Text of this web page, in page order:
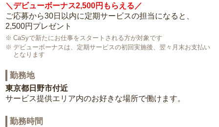
＼デビューボーナス2,500円もらえる／
ご応募から30日以内に定期サービスの担当になると、
2,500円プレゼント
CaSyで新たにお仕事をスタートされる方が対象です
デビューボーナスは、定期サービスの初回実施後、翌々月末お支払い
となります
勤務地
東京都日野市付近
サービス提供エリア内のお好きな場所で働けます。
勤務時間